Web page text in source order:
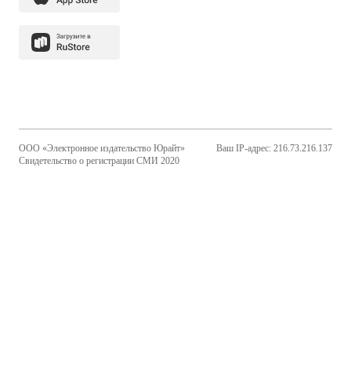
ООО «Электронное издательство Юрайт»
Свидетельство о регистрации СМИ 2020
Ваш IP-адрес: 216.73.216.137